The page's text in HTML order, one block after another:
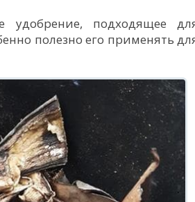
удобрение, подходящее
полезно его применять